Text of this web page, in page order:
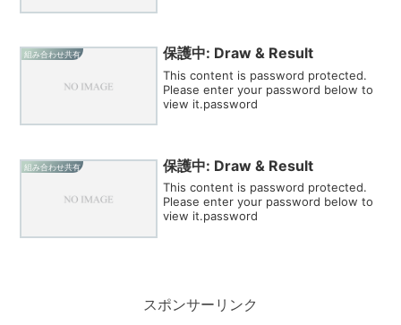
組み合わせ共有 保護中: Draw & Result
This content is password protected.
Please enter your password below to
view it.password
組み合わせ共有 保護中: Draw & Result
This content is password protected.
Please enter your password below to
view it.password
スポンサーリンク